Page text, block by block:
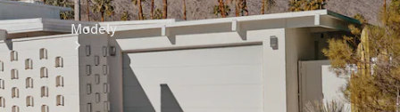
Poskytovateľ
Modely